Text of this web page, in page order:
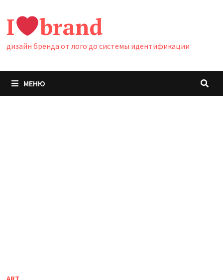
содержимому
I brand
дизайн бренда от лого до системы идентификации
МЕНЮ